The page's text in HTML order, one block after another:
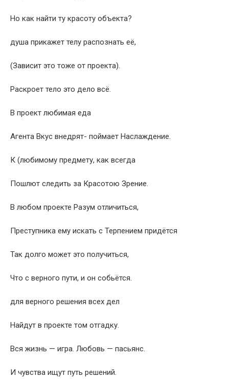
Но как найти ту красоту объекта?
душа прикажет телу распознать её,
(Зависит это тоже от проекта).
Раскроет тело это дело всё.
В проект любимая еда
Агента Вкус внедрят- поймает Наслаждение.
К (любимому предмету, как всегда
Пошлют следить за Красотою Зрение.
В любом проекте Разум отличиться,
Преступника ему искать с Терпением придётся
Так долго может это получиться,
Что с верного пути, и он собьётся.
для верного решения всех дел
Найдут в проекте том отгадку.
Вся жизнь — игра. Любовь — пасьянс.
И чувства ищут путь решений.